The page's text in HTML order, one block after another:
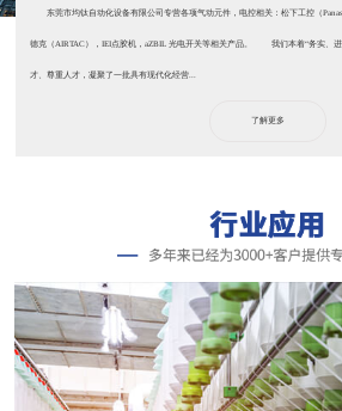
东莞市均钛自动化设备有限公司专营各项气动元件，电控相关：松下工控（
德克（AIRTAC），IEI点胶机，aZBIL 光电开关等相关产品。 我们本着“务实、进
才、尊重人才，凝聚了一批具有现代化经营...
了解更多